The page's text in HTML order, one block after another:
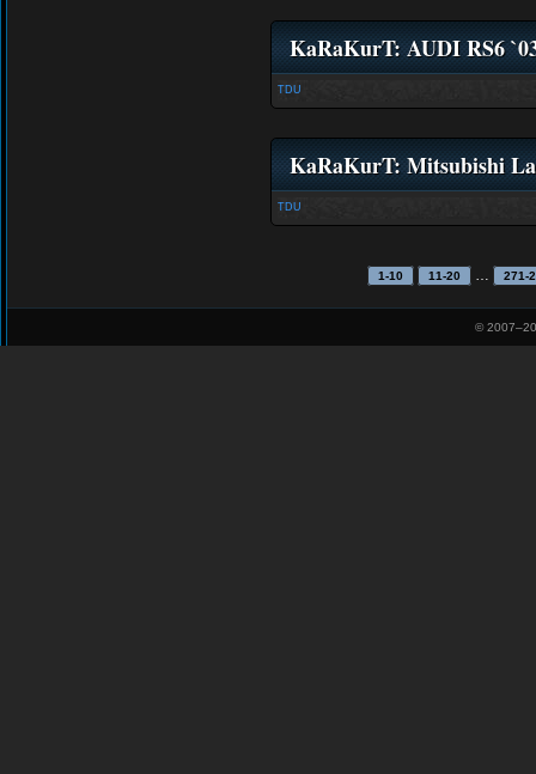
KaRaKurT: AUDI RS6
TDU
KaRaKurT: Mitsubishi
TDU
1-10 11-20 … 271-
© 2007–